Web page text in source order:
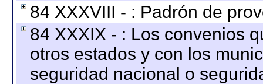
84 XXXVIII - : Padrón de
84 XXXIX - : Los convenios
otros estados y con los
seguridad nacional o